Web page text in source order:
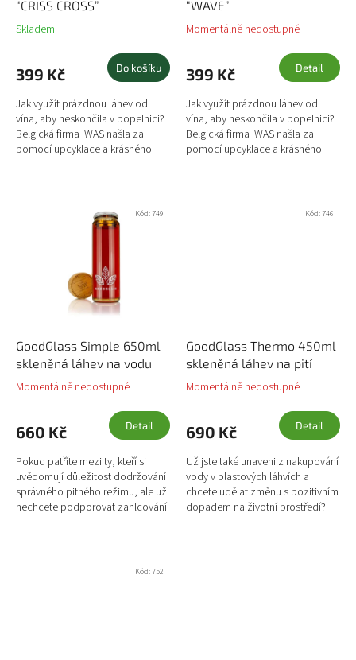
k
t
“CRISS CROSS”
Skladem
399 Kč Do košíku
Jak využít prázdnou láhev od
vína, aby neskončila v popelnici?
Belgická firma IWAS našla za
pomocí upcyklace a krásného
“WAVE”
Momentálně nedostupné
399 Kč Detail
Jak využít prázdnou láhev od
vína, aby neskončila v popelnici?
Belgická firma IWAS našla za
pomocí upcyklace a krásného
GoodGlass Simple 650ml
skleněná láhev na vodu
Momentálně nedostupné
660 Kč Detail
Pokud patříte mezi ty, kteří si
uvědomují důležitost dodržování
správného pitného režimu, ale už
nechcete podporovat zahlcování
Kód: 749
GoodGlass Thermo 450ml
skleněná láhev na pití
Momentálně nedostupné
690 Kč Detail
Už jste také unaveni z nakupování
vody v plastových láhvích a
chcete udělat změnu s pozitivním
dopadem na životní prostředí?
Kód: 746
Kód: 752